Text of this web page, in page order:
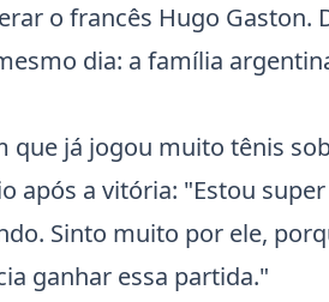
o francês Hugo Gaston.
dia: a família
que já jogou muito tênis
após a vitória: "Estou
Sinto muito por ele,
ganhar essa partida."